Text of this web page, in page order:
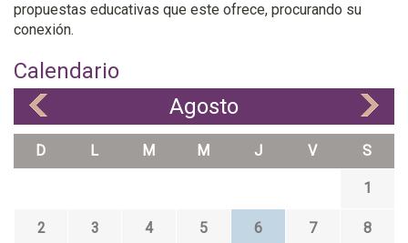
propuestas educativas que este ofrece, procurando su
conexión.
Calendario
Agosto
D L M M J V S
1
2 3 4 5 6 7 8